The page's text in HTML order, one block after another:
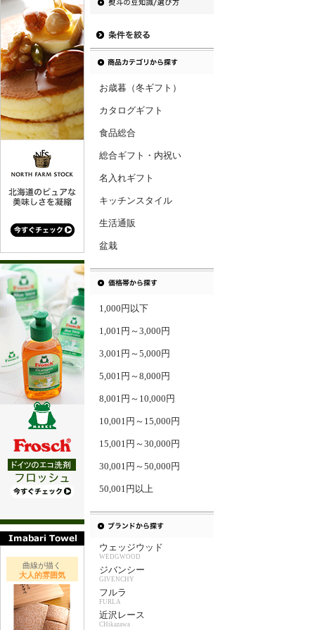
曲線が描く
大人的雰囲気
お歳暮（冬ギフト）
カタログギフト
食品総合
総合ギフト・内祝い
名入れギフト
キッチンスタイル
生活通販
盆栽
1,000円以下
1,001円～3,000円
3,001円～5,000円
5,001円～8,000円
8,001円～10,000円
10,001円～15,000円
15,001円～30,000円
30,001円～50,000円
50,001円以上
ウェッジウッド
WEDGWOOD
ジバンシー
GIVENCHY
フルラ
FURLA
近沢レース
CHikazawa